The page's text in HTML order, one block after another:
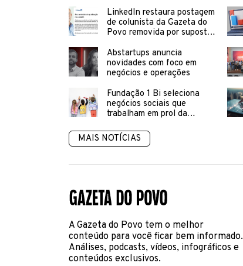
LinkedIn restaura postagem
de colunista da Gazeta do
Povo removida por suposta
Abstartups anuncia
novidades com foco em
negócios e operações
Fundação 1 Bi seleciona
negócios sociais que
trabalham em prol da
MAIS NOTÍCIAS
A Gazeta do Povo tem o melhor
conteúdo para você ficar bem informado.
Análises, podcasts, vídeos, infográficos e
conteúdos exclusivos.